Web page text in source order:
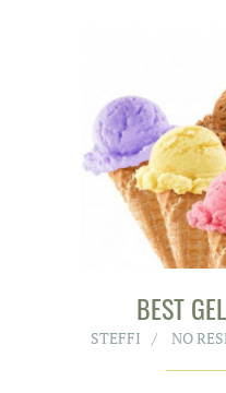
BEST
STEFFI NO